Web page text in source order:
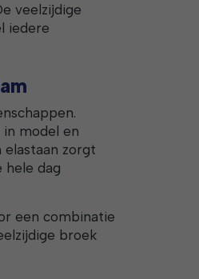
veelzijdige
iedere
model en
elastaan zorgt
hele dag
een combinatie
broek